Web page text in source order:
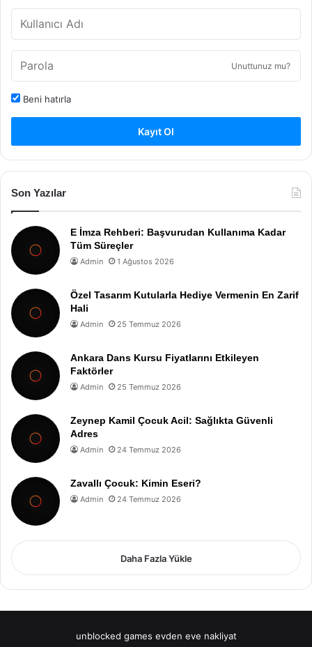
Unuttunuz mu?
Beni hatırla
Kayıt Ol
Son Yazılar
E İmza Rehberi: Başvurudan Kullanıma Kadar
Tüm Süreçler
Admin 1 Ağustos 2026
Özel Tasarım Kutularla Hediye Vermenin En Zarif
Hali
Admin 25 Temmuz 2026
Ankara Dans Kursu Fiyatlarını Etkileyen
Faktörler
Admin 25 Temmuz 2026
Zeynep Kamil Çocuk Acil: Sağlıkta Güvenli
Adres
Admin 24 Temmuz 2026
Zavallı Çocuk: Kimin Eseri?
Admin 24 Temmuz 2026
Daha Fazla Yükle
unblocked games evden eve nakliyat